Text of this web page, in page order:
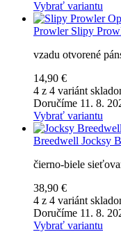
Vybrať variantu
Prowler Slipy
vzadu otvorené
14,90 €
4 z 4 variánt
Doručíme 11. 8.
Vybrať variantu
Breedwell Jocksy
čierno-biele
38,90 €
4 z 4 variánt
Doručíme 11. 8.
Vybrať variantu